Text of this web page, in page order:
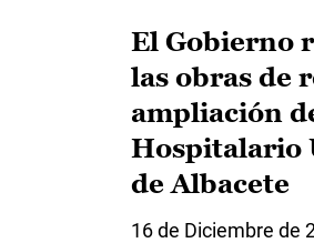
El Gobierno
las obras de
ampliación
Hospitalario
de Albacete
16 de Diciembre de